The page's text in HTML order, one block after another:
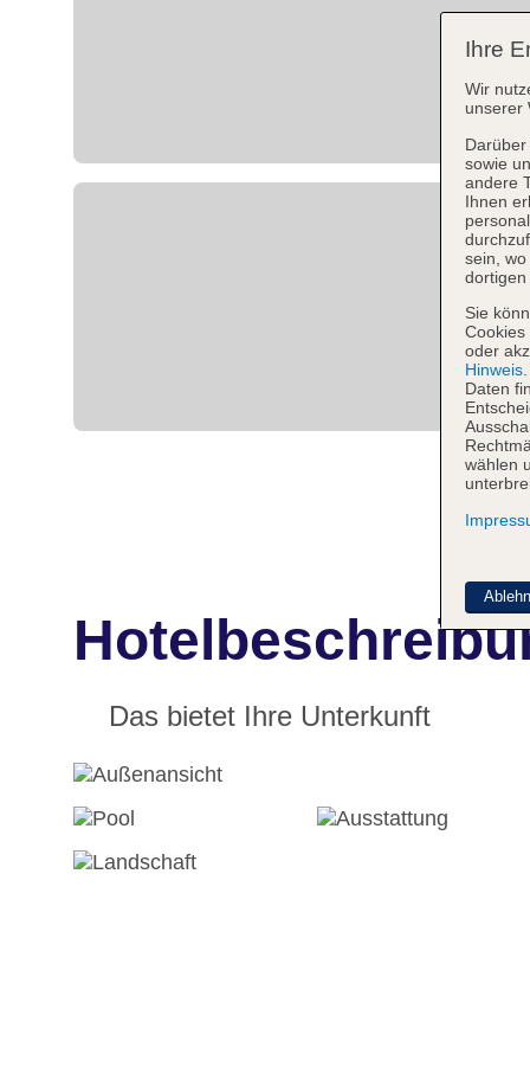
Das bietet Ihre Unterkunft
Ihre
Wir
unserer
sowie
andere
Ihnen
sein,
dortigen
Sie
Cookies
oder
Hinweis
Daten
wählen